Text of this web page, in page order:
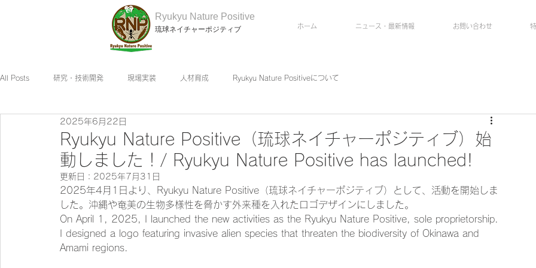
Ryukyu Nature Positive
琉球ネイチャーポジティブ ホーム ニュース・最新情報 お問い合わせ
All Posts 研究・技術開発 現場実装 人材育成 Ryukyu Nature Positiveについて
Ryukyu Nature Positive（琉球ネイチャーポジティブ）始
動しました！/ Ryukyu Nature Positive has launched!
2025年6月22日
更新日： 2025年7月31日
2025年4月1日より、Ryukyu Nature Positive（琉球ネイチャーポジティブ）として、活動を開始しま
した。沖縄や奄美の生物多様性を脅かす外来種を入れたロゴデザインにしました。
On April 1, 2025, I launched the new activities as the Ryukyu Nature Positive, sole proprietorship.
I designed a logo featuring invasive alien species that threaten the biodiversity of Okinawa and
Amami regions.